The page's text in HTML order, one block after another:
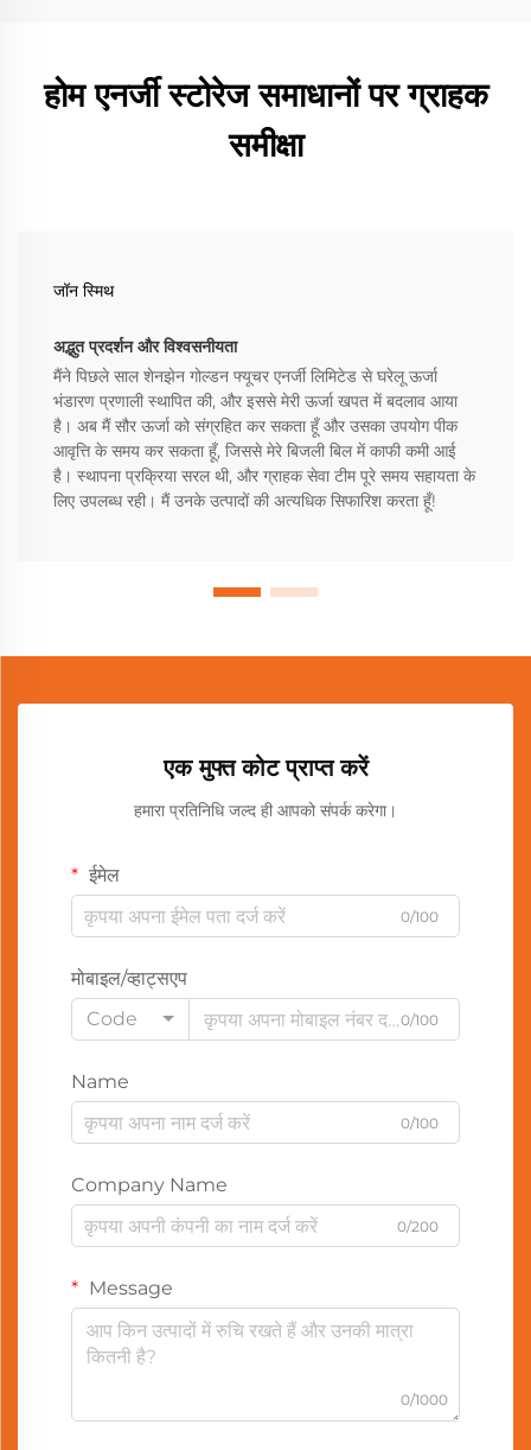
होम एनर्जी स्टोरेज समाधानों पर ग्राहक
समीक्षा
जॉन स्मिथ
अद्भुत प्रदर्शन और विश्वसनीयता
मैंने पिछले साल शेनझेन गोल्डन फ्यूचर एनर्जी लिमिटेड से घरेलू ऊर्जा
भंडारण प्रणाली स्थापित की, और इससे मेरी ऊर्जा खपत में बदलाव आया
है। अब मैं सौर ऊर्जा को संग्रहित कर सकता हूँ और उसका उपयोग पीक
आवृत्ति के समय कर सकता हूँ, जिससे मेरे बिजली बिल में काफी कमी आई
है। स्थापना प्रक्रिया सरल थी, और ग्राहक सेवा टीम पूरे समय सहायता के
लिए उपलब्ध रही। मैं उनके उत्पादों की अत्यधिक सिफारिश करता हूँ!
एक मुफ्त कोट प्राप्त करें
हमारा प्रतिनिधि जल्द ही आपको संपर्क करेगा।
ईमेल
0/100
मोबाइल/व्हाट्सएप
Code
0/100
Name
0/100
Company Name
0/200
Message
0/1000